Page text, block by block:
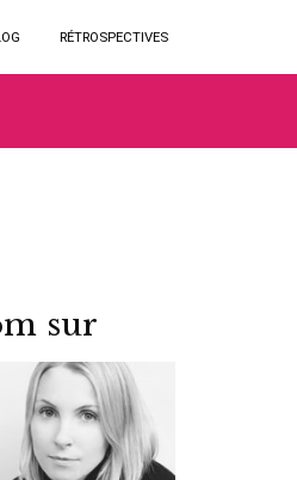
RÉTROSPECTIVES
sur